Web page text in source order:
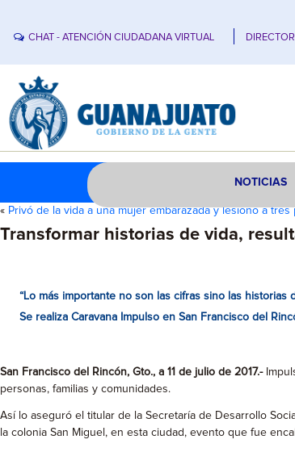
CHAT - ATENCIÓN CIUDADANA VIRTUAL
NOTICIAS
« Privó de la vida a una mujer embarazada y lesionó a
Transformar historias de vida,
“Lo más importante no son las cifras sino las historias
Se realiza Caravana Impulso en San Francisco del
San Francisco del Rincón, Gto., a 11 de julio de 2017.-
personas, familias y comunidades.
Así lo aseguró el titular de la Secretaría de Desarrollo
la colonia San Miguel, en esta ciudad, evento que fue